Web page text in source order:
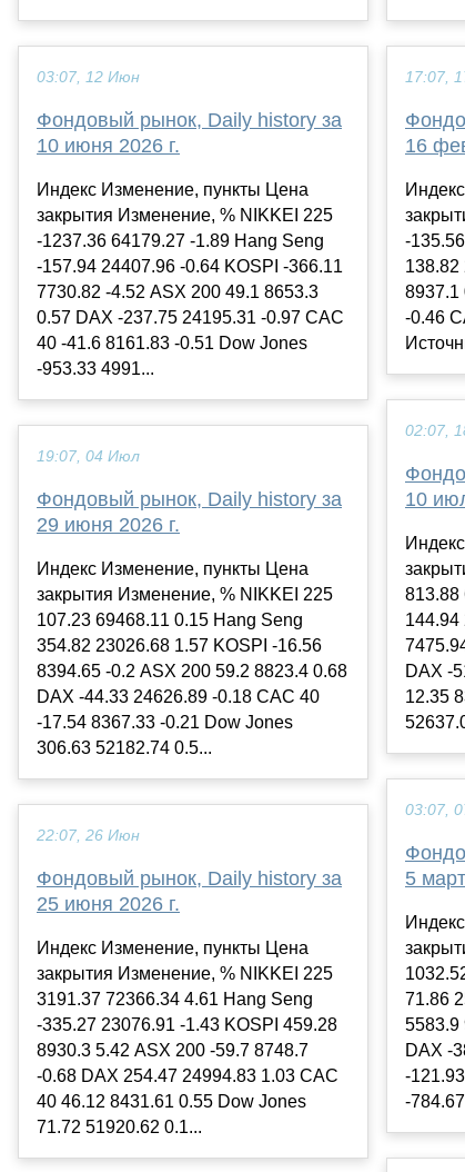
03:07, 12 Июн
Фондовый рынок, Daily history за
10 июня 2026 г.
Индекс Изменение, пункты Цена
закрытия Изменение, % NIKKEI 225
-1237.36 64179.27 -1.89 Hang Seng
-157.94 24407.96 -0.64 KOSPI -366.11
7730.82 -4.52 ASX 200 49.1 8653.3
0.57 DAX -237.75 24195.31 -0.97 CAC
40 -41.6 8161.83 -0.51 Dow Jones
-953.33 4991...
19:07, 04 Июл
Фондовый рынок, Daily history за
29 июня 2026 г.
Индекс Изменение, пункты Цена
закрытия Изменение, % NIKKEI 225
107.23 69468.11 0.15 Hang Seng
354.82 23026.68 1.57 KOSPI -16.56
8394.65 -0.2 ASX 200 59.2 8823.4 0.68
DAX -44.33 24626.89 -0.18 CAC 40
-17.54 8367.33 -0.21 Dow Jones
306.63 52182.74 0.5...
22:07, 26 Июн
Фондовый рынок, Daily history за
25 июня 2026 г.
Индекс Изменение, пункты Цена
закрытия Изменение, % NIKKEI 225
3191.37 72366.34 4.61 Hang Seng
-335.27 23076.91 -1.43 KOSPI 459.28
8930.3 5.42 ASX 200 -59.7 8748.7
-0.68 DAX 254.47 24994.83 1.03 CAC
40 46.12 8431.61 0.55 Dow Jones
71.72 51920.62 0.1...
17:07,
16
-
138.82
8937.1
-0.46
02:07,
10
813.88
144.94
DAX -
12.35
03:07,
5
71.86
5583.9
DAX -
-
-